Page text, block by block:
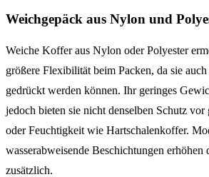
Weichgepäck aus Nylon und
Weiche Koffer aus Nylon oder Polyester
größere Flexibilität beim Packen, da sie
gedrückt werden können. Ihr geringes
jedoch bieten sie nicht denselben Schutz
oder Feuchtigkeit wie Hartschalenkoffer.
wasserabweisende Beschichtungen erhöhen
zusätzlich.